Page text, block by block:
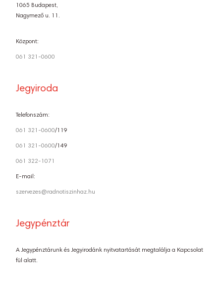
1065 Budapest,
Nagymező u. 11.
Központ:
061 321-0600
Jegyiroda
Telefonszám:
061 321-0600/119
061 321-0600/149
061 322-1071
E-mail:
szervezes@radnotiszinhaz.hu
Jegypénztár
A Jegypénztárunk és Jegyirodánk nyitvatartását megtalálja a Kapcsolat
fül alatt.